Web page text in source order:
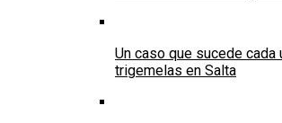
Un caso que sucede cada
trigemelas en Salta